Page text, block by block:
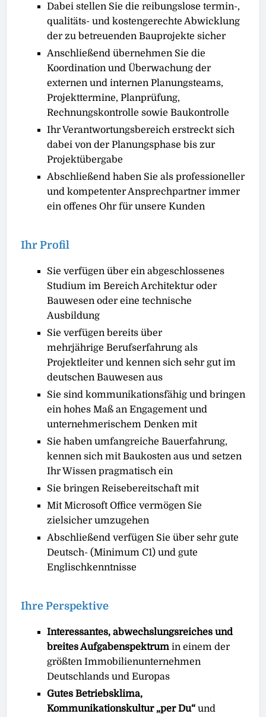
Dabei stellen Sie die reibungslose termin-,
qualitäts- und kostengerechte Abwicklung
der zu betreuenden Bauprojekte sicher
Anschließend übernehmen Sie die
Koordination und Überwachung der
externen und internen Planungsteams,
Projekttermine, Planprüfung,
Rechnungskontrolle sowie Baukontrolle
Ihr Verantwortungsbereich erstreckt sich
dabei von der Planungsphase bis zur
Projektübergabe
Abschließend haben Sie als professioneller
und kompetenter Ansprechpartner immer
ein offenes Ohr für unsere Kunden
Ihr Profil
Sie verfügen über ein abgeschlossenes
Studium im Bereich Architektur oder
Bauwesen oder eine technische
Ausbildung
Sie verfügen bereits über
mehrjährige Berufserfahrung als
Projektleiter und kennen sich sehr gut im
deutschen Bauwesen aus
Sie sind kommunikationsfähig und bringen
ein hohes Maß an Engagement und
unternehmerischem Denken mit
Sie haben umfangreiche Bauerfahrung,
kennen sich mit Baukosten aus und setzen
Ihr Wissen pragmatisch ein
Sie bringen Reisebereitschaft mit
Mit Microsoft Office vermögen Sie
zielsicher umzugehen
Abschließend verfügen Sie über sehr gute
Deutsch- (Minimum C1) und gute
Englischkenntnisse
Ihre Perspektive
Interessantes, abwechslungsreiches und
breites Aufgabenspektrumin einem der
größten Immobilienunternehmen
Deutschlands und Europas
Gutes Betriebsklima,
Kommunikationskultur „per Du“ und